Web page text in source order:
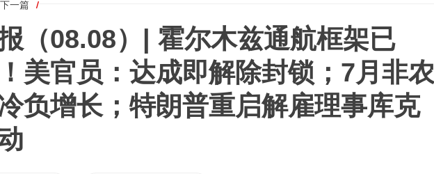
一篇 /
（08.08）| 霍尔木兹通航框架已
美官员：达成即解除封锁；7月非农
负增长；特朗普重启解雇理事库克